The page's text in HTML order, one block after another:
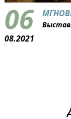
06
08.2021